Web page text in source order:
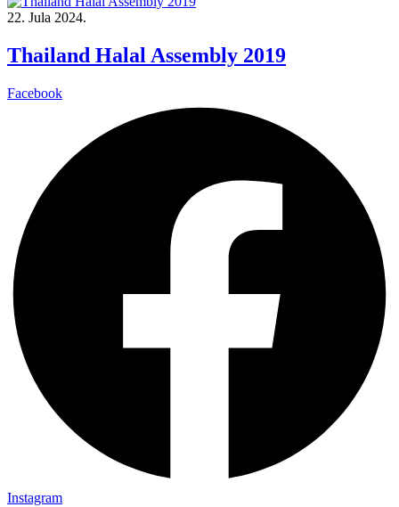
22. Jula 2024.
Thailand Halal Assembly 2019
Facebook
Instagram